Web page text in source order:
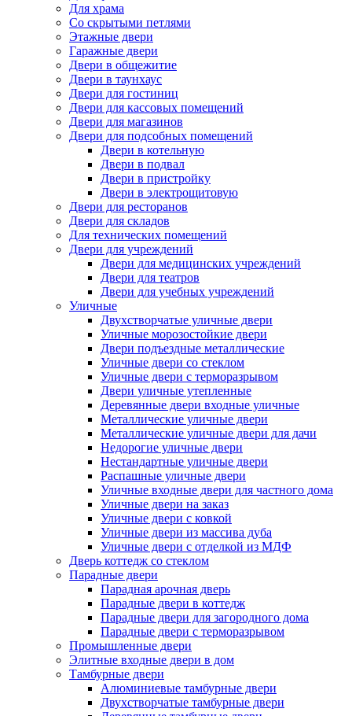
Для храма
Со скрытыми петлями
Этажные двери
Гаражные двери
Двери в общежитие
Двери в таунхаус
Двери для гостиниц
Двери для кассовых помещений
Двери для магазинов
Двери для подсобных помещений
Двери в котельную
Двери в подвал
Двери в пристройку
Двери в электрощитовую
Двери для ресторанов
Двери для складов
Для технических помещений
Двери для учреждений
Двери для медицинских учреждений
Двери для театров
Двери для учебных учреждений
Уличные
Двухстворчатые уличные двери
Уличные морозостойкие двери
Двери подъездные металлические
Уличные двери со стеклом
Уличные двери с терморазрывом
Двери уличные утепленные
Деревянные двери входные уличные
Металлические уличные двери
Металлические уличные двери для дачи
Недорогие уличные двери
Нестандартные уличные двери
Распашные уличные двери
Уличные входные двери для частного дома
Уличные двери на заказ
Уличные двери с ковкой
Уличные двери из массива дуба
Уличные двери с отделкой из МДФ
Дверь коттедж со стеклом
Парадные двери
Парадная арочная дверь
Парадные двери в коттедж
Парадные двери для загородного дома
Парадные двери с терморазрывом
Промышленные двери
Элитные входные двери в дом
Тамбурные двери
Алюминиевые тамбурные двери
Двухстворчатые тамбурные двери